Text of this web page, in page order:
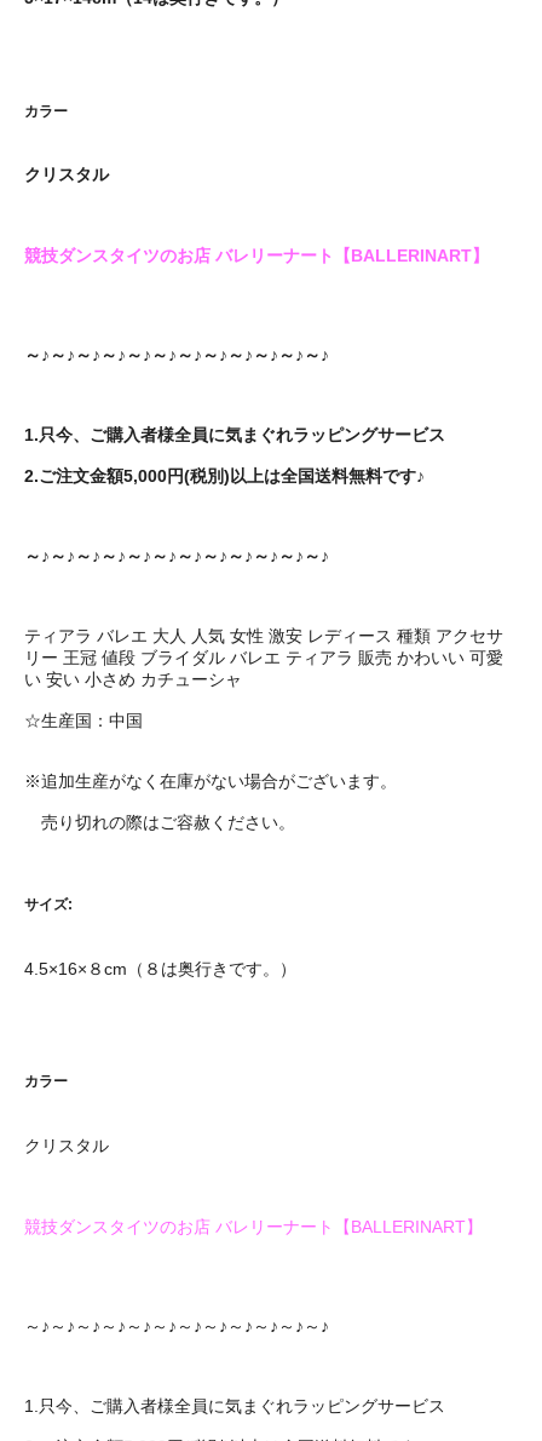
カラー
クリスタル
競技ダンスタイツのお店 バレリーナート【BALLERINART】
～♪～♪～♪～♪～♪～♪～♪～♪～♪～♪～♪～♪
1.只今、ご購入者様全員に気まぐれラッピングサービス
2.ご注文金額5,000円(税別)以上は全国送料無料です♪
～♪～♪～♪～♪～♪～♪～♪～♪～♪～♪～♪～♪
ティアラ バレエ 大人 人気 女性 激安 レディース 種類 アクセサ
リー 王冠 値段 ブライダル バレエ ティアラ 販売 かわいい 可愛
い 安い 小さめ カチューシャ
☆生産国：中国
※追加生産がなく在庫がない場合がございます。
売り切れの際はご容赦ください。
サイズ:
4.5×16×８cm（８は奥行きです。）
カラー
クリスタル
競技ダンスタイツのお店 バレリーナート【BALLERINART】
～♪～♪～♪～♪～♪～♪～♪～♪～♪～♪～♪～♪
1.只今、ご購入者様全員に気まぐれラッピングサービス